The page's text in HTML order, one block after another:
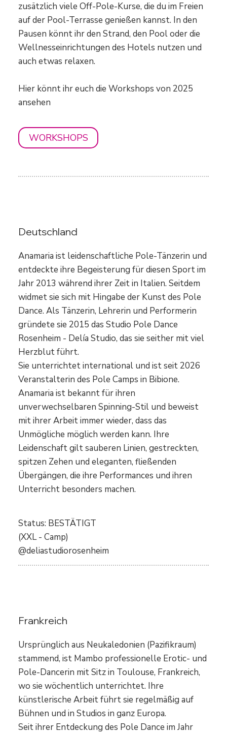
zusätzlich viele Off-Pole-Kurse, die du im Freien
auf der Pool-Terrasse genießen kannst. In den
Pausen könnt ihr den Strand, den Pool oder die
Wellnesseinrichtungen des Hotels nutzen und
auch etwas relaxen.
Hier könnt ihr euch die Workshops von 2025
ansehen
WORKSHOPS
Deutschland
Anamaria ist leidenschaftliche Pole-Tänzerin und
entdeckte ihre Begeisterung für diesen Sport im
Jahr 2013 während ihrer Zeit in Italien. Seitdem
widmet sie sich mit Hingabe der Kunst des Pole
Dance. Als Tänzerin, Lehrerin und Performerin
gründete sie 2015 das Studio Pole Dance
Rosenheim - Delía Studio, das sie seither mit viel
Herzblut führt.
Sie unterrichtet international und ist seit 2026
Veranstalterin des Pole Camps in Bibione.
Anamaria ist bekannt für ihren
unverwechselbaren Spinning-Stil und beweist
mit ihrer Arbeit immer wieder, dass das
Unmögliche möglich werden kann. Ihre
Leidenschaft gilt sauberen Linien, gestreckten,
spitzen Zehen und eleganten, fließenden
Übergängen, die ihre Performances und ihren
Unterricht besonders machen.
Status: BESTÄTIGT
(XXL - Camp)
@deliastudiorosenheim
Frankreich
Ursprünglich aus Neukaledonien (Pazifikraum)
stammend, ist Mambo professionelle Erotic- und
Pole-Dancerin mit Sitz in Toulouse, Frankreich,
wo sie wöchentlich unterrichtet. Ihre
künstlerische Arbeit führt sie regelmäßig auf
Bühnen und in Studios in ganz Europa.
Seit ihrer Entdeckung des Pole Dance im Jahr